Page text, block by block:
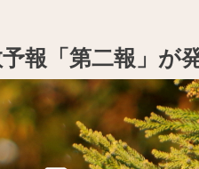
報「第二報」が